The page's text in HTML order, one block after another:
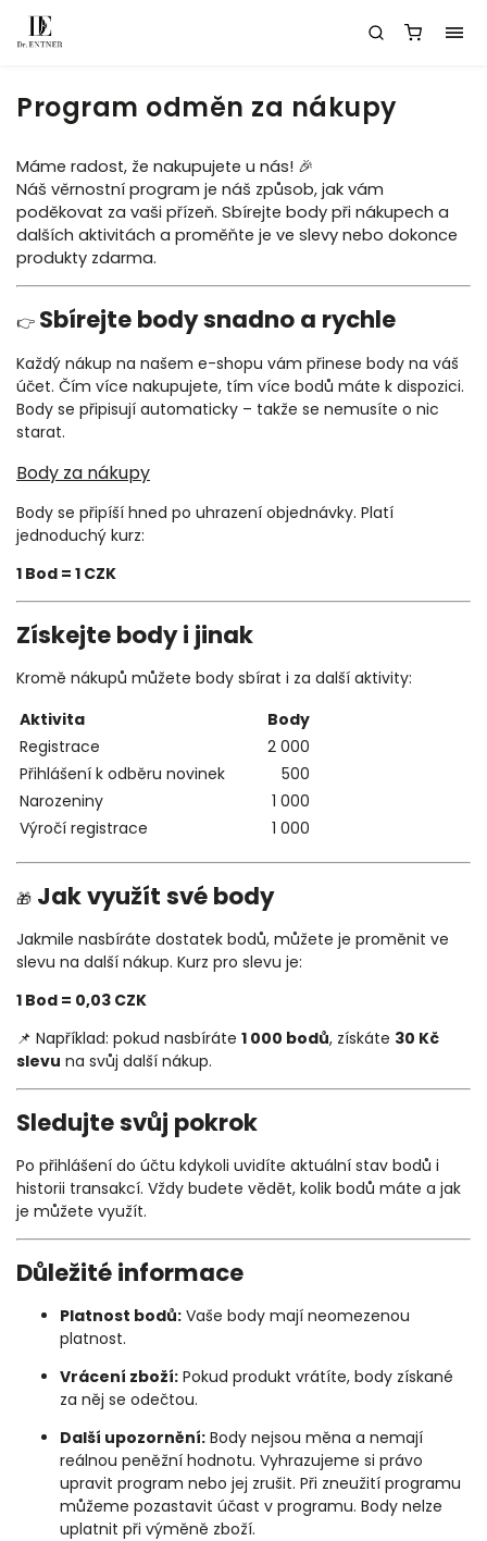
Program odměn za nákupy
Máme radost, že nakupujete u nás! 🎉
Náš věrnostní program je náš způsob, jak vám
poděkovat za vaši přízeň. Sbírejte body při nákupech a
dalších aktivitách a proměňte je ve slevy nebo dokonce
produkty zdarma.
👉 Sbírejte body snadno a rychle
Každý nákup na našem e-shopu vám přinese body na váš
účet. Čím více nakupujete, tím více bodů máte k dispozici.
Body se připisují automaticky – takže se nemusíte o nic
starat.
Body za nákupy
Body se připíší hned po uhrazení objednávky. Platí
jednoduchý kurz:
1 Bod = 1 CZK
Získejte body i jinak
Kromě nákupů můžete body sbírat i za další aktivity:
Aktivita
Body
Registrace
2 000
Přihlášení k odběru novinek
500
Narozeniny
1 000
Výročí registrace
1 000
🎁 Jak využít své body
Jakmile nasbíráte dostatek bodů, můžete je proměnit ve
slevu na další nákup. Kurz pro slevu je:
1 Bod = 0,03 CZK
📌 Například: pokud nasbíráte 1 000 bodů, získáte 30 Kč
slevu na svůj další nákup.
Sledujte svůj pokrok
Po přihlášení do účtu kdykoli uvidíte aktuální stav bodů i
historii transakcí. Vždy budete vědět, kolik bodů máte a jak
je můžete využít.
Důležité informace
Platnost bodů: Vaše body mají neomezenou
platnost.
Vrácení zboží: Pokud produkt vrátíte, body získané
za něj se odečtou.
Další upozornění: Body nejsou měna a nemají
reálnou peněžní hodnotu. Vyhrazujeme si právo
upravit program nebo jej zrušit. Při zneužití programu
můžeme pozastavit účast v programu. Body nelze
uplatnit při výměně zboží.